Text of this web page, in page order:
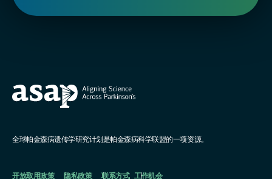
全球帕金森病遗传学研究计划是帕金森病科学联盟的一项资源。
开放取用政策 隐私政策 联系方式 工作机会